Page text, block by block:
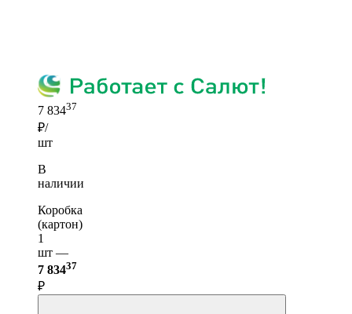
7 83437
₽/
шт
В
наличии
Коробка
(картон)
1
шт —
7 83437
₽